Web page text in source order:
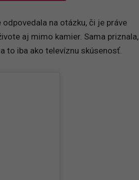
na otázku, či je práve
aj mimo kamier. Sama priznala,
to iba ako televíznu skúsenosť.